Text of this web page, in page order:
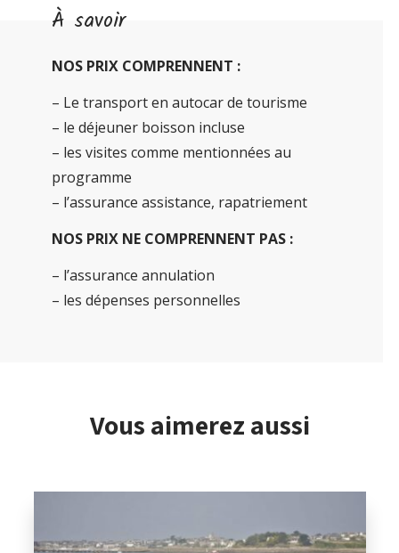
À savoir
NOS PRIX COMPRENNENT :
– Le transport en autocar de tourisme
– le déjeuner boisson incluse
– les visites comme mentionnées au
programme
– l’assurance assistance, rapatriement
NOS PRIX NE COMPRENNENT PAS :
– l’assurance annulation
– les dépenses personnelles
Vous aimerez aussi